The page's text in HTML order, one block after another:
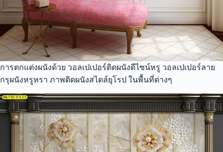
การตกแต่งผนังด้วย วอลเปเปอร์ติดผนังดีไซน์หรู วอลเปเปอร์ลาย
กรุผนังหรูหรา ภาพติดผนังสไตล์ยุโรป ในพื้นที่ต่างๆ